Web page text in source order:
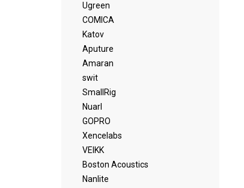
Ugreen
COMICA
Katov
Aputure
Amaran
swit
SmallRig
Nuarl
GOPRO
Xencelabs
VEIKK
Boston Acoustics
Nanlite